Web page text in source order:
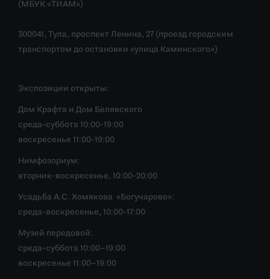
(МБУК «ТИАМ»)
300041, Тула, проспект Ленина, 27 (проезд городским
транспортом до остановки «улица Каминского»)
Экспозиции открыты:
Дом Крафта и Дом Белявского
среда-суббота 10:00-19:00
воскресенье 11:00-19:00
Нимфозориум:
вторник-воскресенье, 10:00-20:00
Усадьба А.С. Хомякова «Богучарово»:
среда-воскресенье, 10:00-17:00
Музей передовой:
среда-суббота 10:00–19:00
воскресенье 11:00–19:00